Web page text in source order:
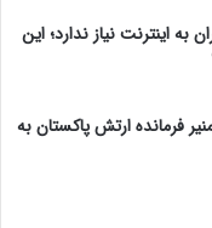
به اینترنت نیاز ندارد؛ این
فرمانده ارتش پاکستان به